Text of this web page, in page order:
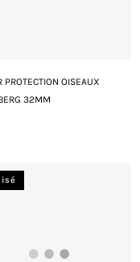
PROTECTION OISEAUX
32MM